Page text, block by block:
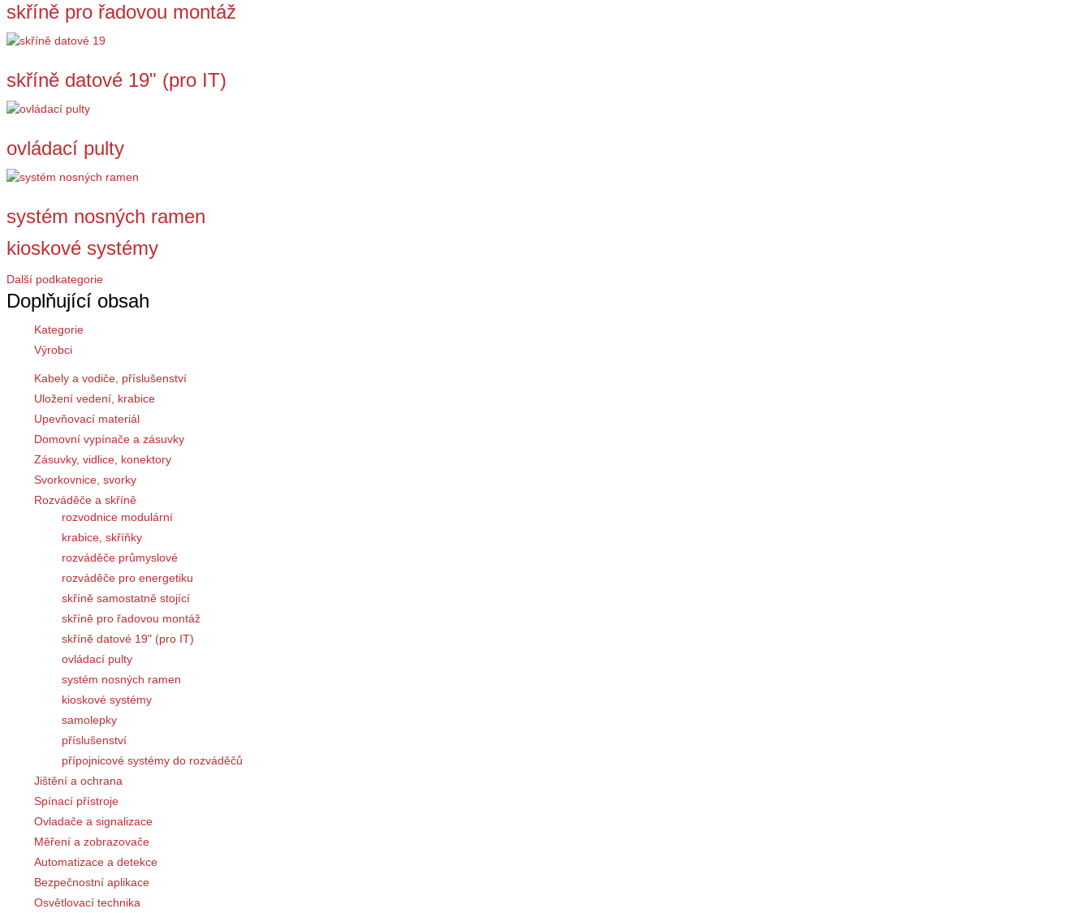
skříně pro řadovou montáž
skříně datové 19" (pro IT)
ovládací pulty
systém nosných ramen
kioskové systémy
Další podkategorie
Doplňující obsah
Kategorie
Výrobci
Kabely a vodiče, příslušenství
Uložení vedení, krabice
Upevňovací materiál
Domovní vypínače a zásuvky
Zásuvky, vidlice, konektory
Svorkovnice, svorky
Rozváděče a skříně
rozvodnice modulární
krabice, skříňky
rozváděče průmyslové
rozváděče pro energetiku
skříně samostatně stojící
skříně pro řadovou montáž
skříně datové 19" (pro IT)
ovládací pulty
systém nosných ramen
kioskové systémy
samolepky
příslušenství
přípojnicové systémy do rozváděčů
Jištění a ochrana
Spínací přístroje
Ovladače a signalizace
Měření a zobrazovače
Automatizace a detekce
Bezpečnostní aplikace
Osvětlovací technika